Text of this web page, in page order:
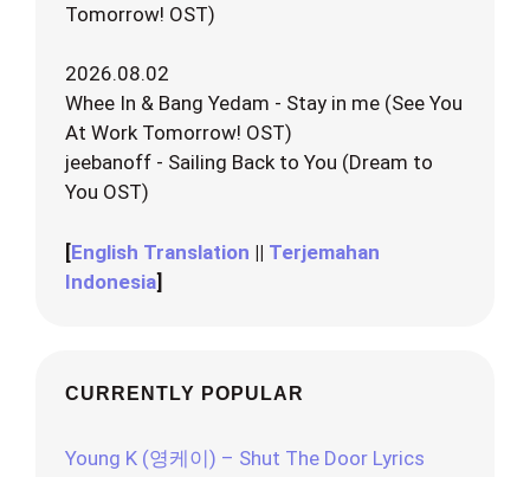
Tomorrow! OST)
2026.08.02
Whee In & Bang Yedam - Stay in me (See You
At Work Tomorrow! OST)
jeebanoff - Sailing Back to You (Dream to
You OST)
[English Translation || Terjemahan
Indonesia]
CURRENTLY POPULAR
Young K (영케이) – Shut The Door Lyrics